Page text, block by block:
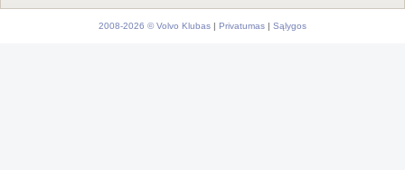
2008-2026 © Volvo Klubas | Privatumas | Sąlygos